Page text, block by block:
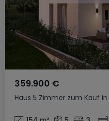
Haus 5 Zimmer zum Kauf in
359.900 €